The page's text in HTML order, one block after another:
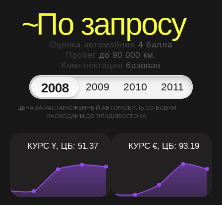
~По запросу
Оценка автомоблия 4 балла
Пробег до 90 000 км.
Комплектация базовая
2008 2009 2010 2011
ЦЕНА ЗА РАСТАМОЖЕННЫЙ АВТОМОБИЛЬ СО ВСЕМИ
РАСХОДАМИ ДО ВЛАДИВОСТОКА
КУРС ¥, ЦБ: 51.37 КУРС €, ЦБ: 93.19